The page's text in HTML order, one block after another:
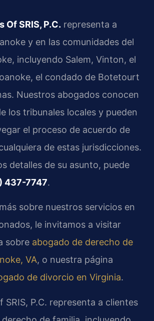
Of SRIS, P.C. representa a
y en las comunidades del
incluyendo Salem, Vinton, el
el condado de Botetourt
Nuestros abogados conocen
los tribunales locales y pueden
el proceso de acuerdo de
de estas jurisdicciones.
detalles de su asunto, puede
437-7747.
sobre nuestros servicios en
le invitamos a visitar
sobre abogado de derecho de
VA, o nuestra página
de divorcio en Virginia.
SRIS, P.C. representa a clientes